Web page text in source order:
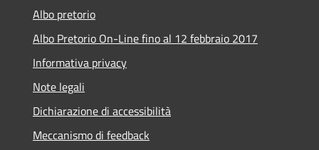
Albo pretorio
Albo Pretorio On-Line fino al 12 febbraio 2017
Informativa privacy
Note legali
Dichiarazione di accessibilità
Meccanismo di feedback